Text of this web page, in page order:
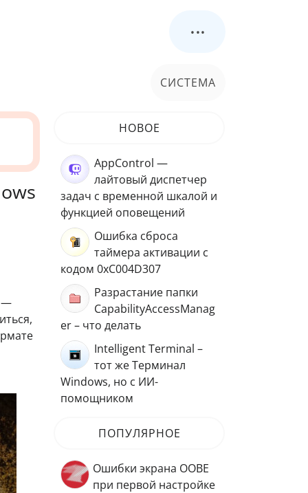
...
СИСТЕМА
—
НОВОЕ
AppControl —
лайтовый диспетчер
задач с временной шкалой и
функцией оповещений
Ошибка сброса
таймера активации с
кодом 0xC004D307
Разрастание папки
CapabilityAccessManag
er – что делать
Intelligent Terminal –
тот же Терминал
Windows, но с ИИ-
помощником
ПОПУЛЯРНОЕ
Ошибки экрана OOBE
при первой настройке